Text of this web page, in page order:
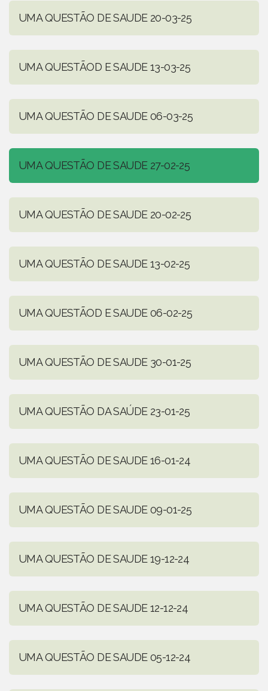
UMA QUESTÃO DE SAUDE 20-03-25
UMA QUESTÃOD E SAUDE 13-03-25
UMA QUESTÃO DE SAUDE 06-03-25
UMA QUESTÃO DE SAUDE 27-02-25
UMA QUESTÃO DE SAUDE 20-02-25
UMA QUESTÃO DE SAUDE 13-02-25
UMA QUESTÃOD E SAUDE 06-02-25
UMA QUESTÃO DE SAUDE 30-01-25
UMA QUESTÃO DA SAÚDE 23-01-25
UMA QUESTÃO DE SAUDE 16-01-24
UMA QUESTÃO DE SAUDE 09-01-25
UMA QUESTÃO DE SAUDE 19-12-24
UMA QUESTÃO DE SAUDE 12-12-24
UMA QUESTÃO DE SAUDE 05-12-24